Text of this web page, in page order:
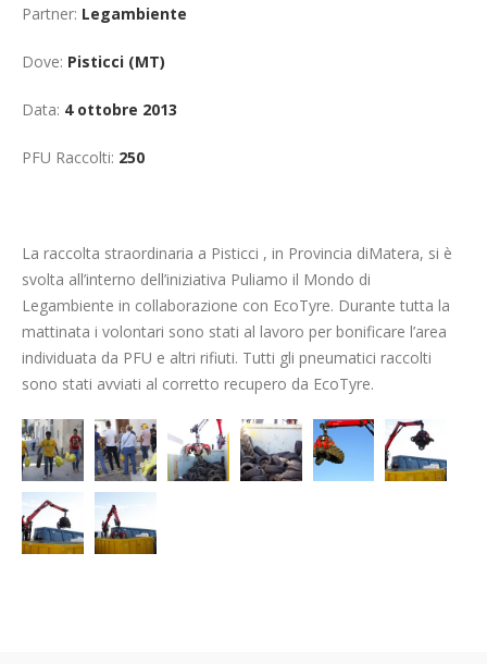
Partner: Legambiente
Dove: Pisticci (MT)
Data: 4 ottobre 2013
PFU Raccolti: 250
La raccolta straordinaria a Pisticci , in Provincia diMatera, si è
svolta all’interno dell’iniziativa Puliamo il Mondo di
Legambiente in collaborazione con EcoTyre. Durante tutta la
mattinata i volontari sono stati al lavoro per bonificare l’area
individuata da PFU e altri rifiuti. Tutti gli pneumatici raccolti
sono stati avviati al corretto recupero da EcoTyre.